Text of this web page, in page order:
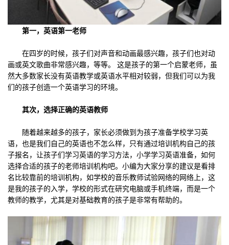
第一，英语第一老师
在四岁的时候，孩子们对声音和动画最感兴趣，孩子们也对动
画或英文歌曲非常感兴趣，等等。 这是孩子的第一个启蒙老师，虽
然大多数家长没有英语教学或英语水平相对较弱，但我们可以为我
们的孩子创造一个英语学习的环境。
其次，选择正确的英语教师
随着越来越多的孩子，家长必须做到为孩子准备学校学习英
语，也是我们自己的英语也不怎么样，只有通过培训机构自己的孩
子报名，让孩子们学习英语的学习方法，小学学习英语准备，如何
选择合适的孩子的老师培训机构吧。小编为大家分享的建议是看排
名比较靠前的培训机构，如学校的音乐教师试验网络的网络上，这
是我的孩子的入学，学校的形式在研究电脑或手机终端，而是一个
教师的教学，尤其是对基础教育的孩子是非常有帮助的。